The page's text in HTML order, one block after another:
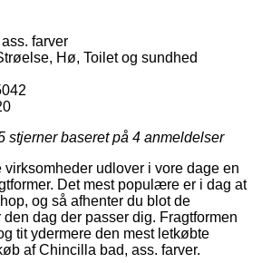
farver
Hø, Toilet og sundhed
stjerner baseret på 4 anmeldelser
udlover i vore dage en
Det mest populære er i dag at
og så afhenter du blot de
dag der passer dig. Fragtformen
tit ydermere den mest letkøbte
af Chincilla bad, ass. farver.